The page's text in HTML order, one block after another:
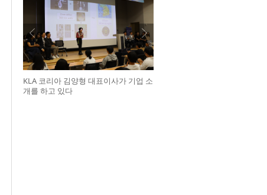
KLA 코리아 김양형 대표이사가 기업 소
개를 하고 있다